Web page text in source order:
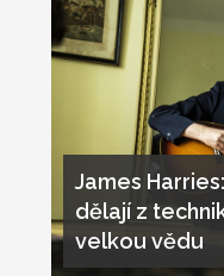
James
dělají z
velkou vědu